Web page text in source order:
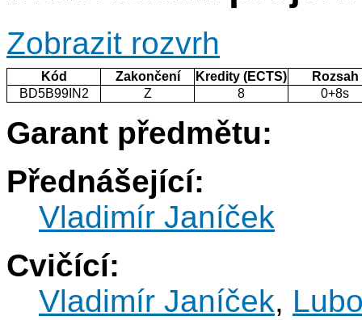
Zobrazit rozvrh
Kód Zakončení Kredity (ECTS)
Rozsah
BD5B99IN2
Z 8 0+8s
Garant předmětu:
Přednášející:
Vladimír Janíček
Cvičící:
Vladimír Janíček,